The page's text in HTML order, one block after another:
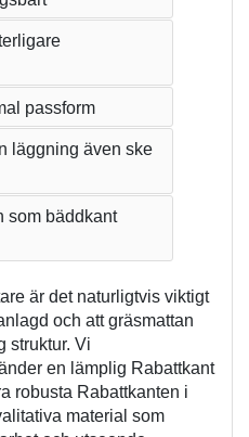
passform
läggning även ske
som bäddkant
är det naturligtvis viktigt
och att gräsmattan
struktur. Vi
en lämplig Rabattkant
robusta Rabattkanten i
material som